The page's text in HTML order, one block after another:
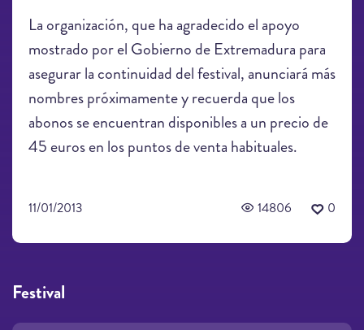
La organización, que ha agradecido el apoyo
mostrado por el Gobierno de Extremadura para
asegurar la continuidad del festival, anunciará más
nombres próximamente y recuerda que los
abonos se encuentran disponibles a un precio de
45 euros en los puntos de venta habituales.
11/01/2013 14806 0
Festival